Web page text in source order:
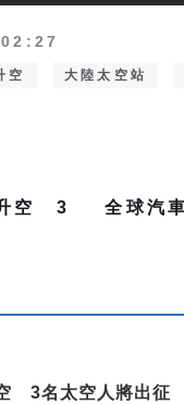
空 大陸太空站
升空 3
全球汽
3名太空人將出征